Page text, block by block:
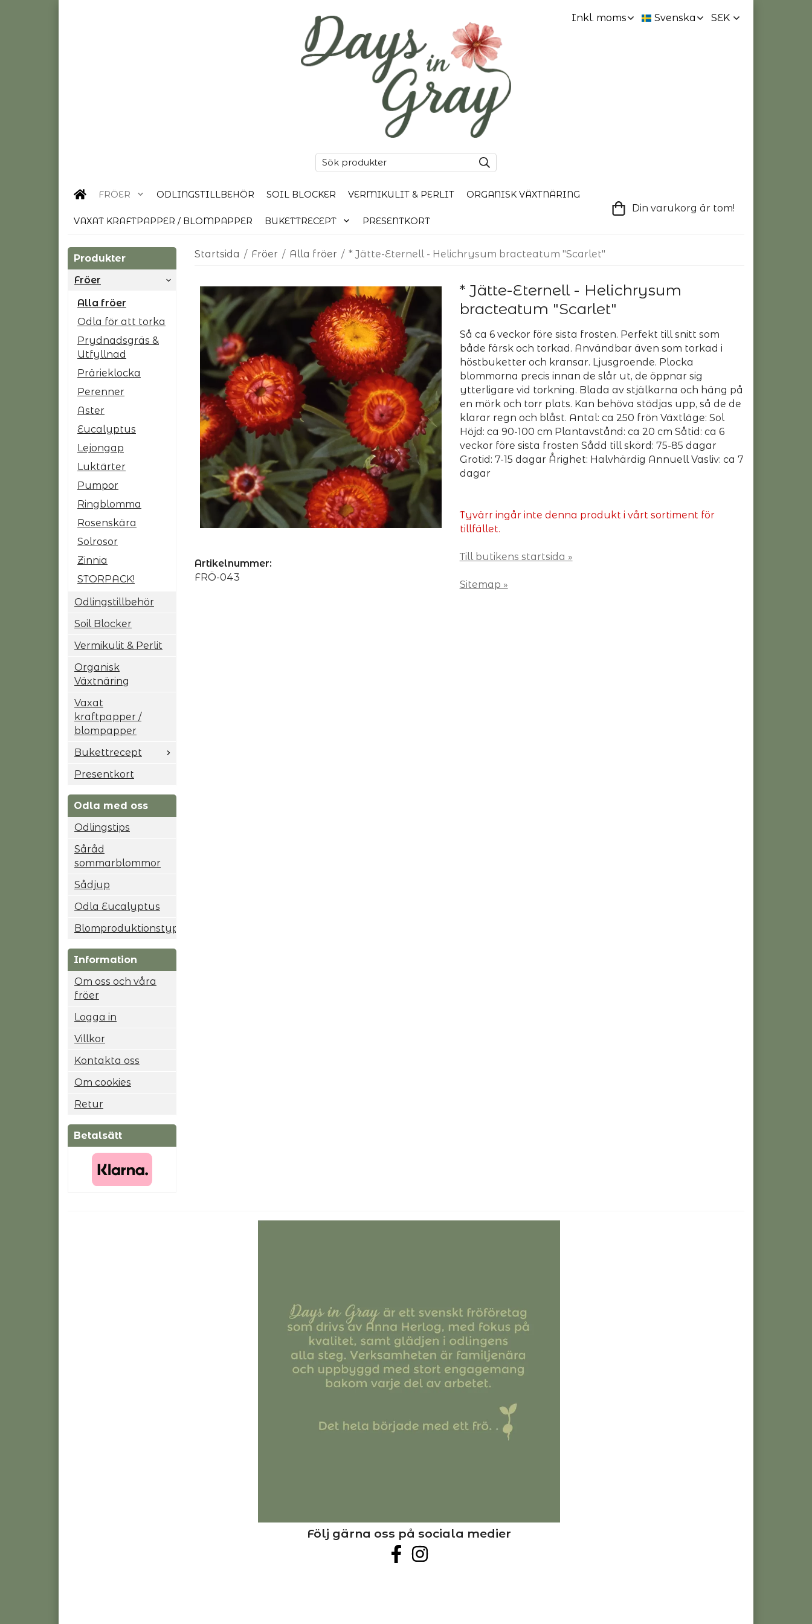
FRÖER ODLINGSTILLBEHÖR SOIL BLOCKER VERMIKULIT & PERLIT ORGANISK VÄXTNÄRING
VAXAT KRAFTPAPPER / BLOMPAPPER BUKETTRECEPT PRESENTKORT
Din varukorg är tom!
Produkter
Fröer
Alla fröer
Odla för att torka
Prydnadsgräs &
Utfyllnad
Prärieklocka
Perenner
Aster
Eucalyptus
Lejongap
Luktärter
Pumpor
Ringblomma
Rosenskära
Solrosor
Zinnia
STORPACK!
Odlingstillbehör
Soil Blocker
Vermikulit & Perlit
Organisk
Växtnäring
Vaxat
kraftpapper /
blompapper
Bukettrecept
Presentkort
Odla med oss
Odlingstips
Såråd
sommarblommor
Sådjup
Odla Eucalyptus
Blomproduktionstyp
Information
Om oss och våra
fröer
Logga in
Villkor
Kontakta oss
Om cookies
Retur
Betalsätt
Startsida / Fröer / Alla fröer / * Jätte-Eternell - Helichrysum bracteatum "Scarlet"
* Jätte-Eternell - Helichrysum
bracteatum "Scarlet"
Så ca 6 veckor före sista frosten. Perfekt till snitt som
både färsk och torkad. Användbar även som torkad i
höstbuketter och kransar. Ljusgroende. Plocka
blommorna precis innan de slår ut, de öppnar sig
ytterligare vid torkning. Blada av stjälkarna och häng på
en mörk och torr plats. Kan behöva stödjas upp, så de de
klarar regn och blåst. Antal: ca 250 frön Växtläge: Sol
Höjd: ca 90-100 cm Plantavstånd: ca 20 cm Såtid: ca 6
veckor före sista frosten Sådd till skörd: 75-85 dagar
Grotid: 7-15 dagar Årighet: Halvhärdig Annuell Vasliv: ca 7
dagar
Tyvärr ingår inte denna produkt i vårt sortiment för
tillfället.
Till butikens startsida »
Sitemap »
Artikelnummer:
FRÖ-043
Följ gärna oss på sociala medier